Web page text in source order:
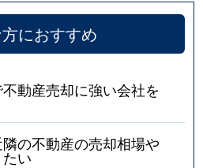
におすすめ
動産売却に強い会社を
の不動産の売却相場や
い